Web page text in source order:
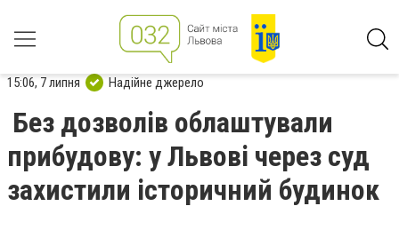
15:06, 7 липня Надійне джерело
Без дозволів облаштували
прибудову: у Львові через суд
захистили історичний будинок